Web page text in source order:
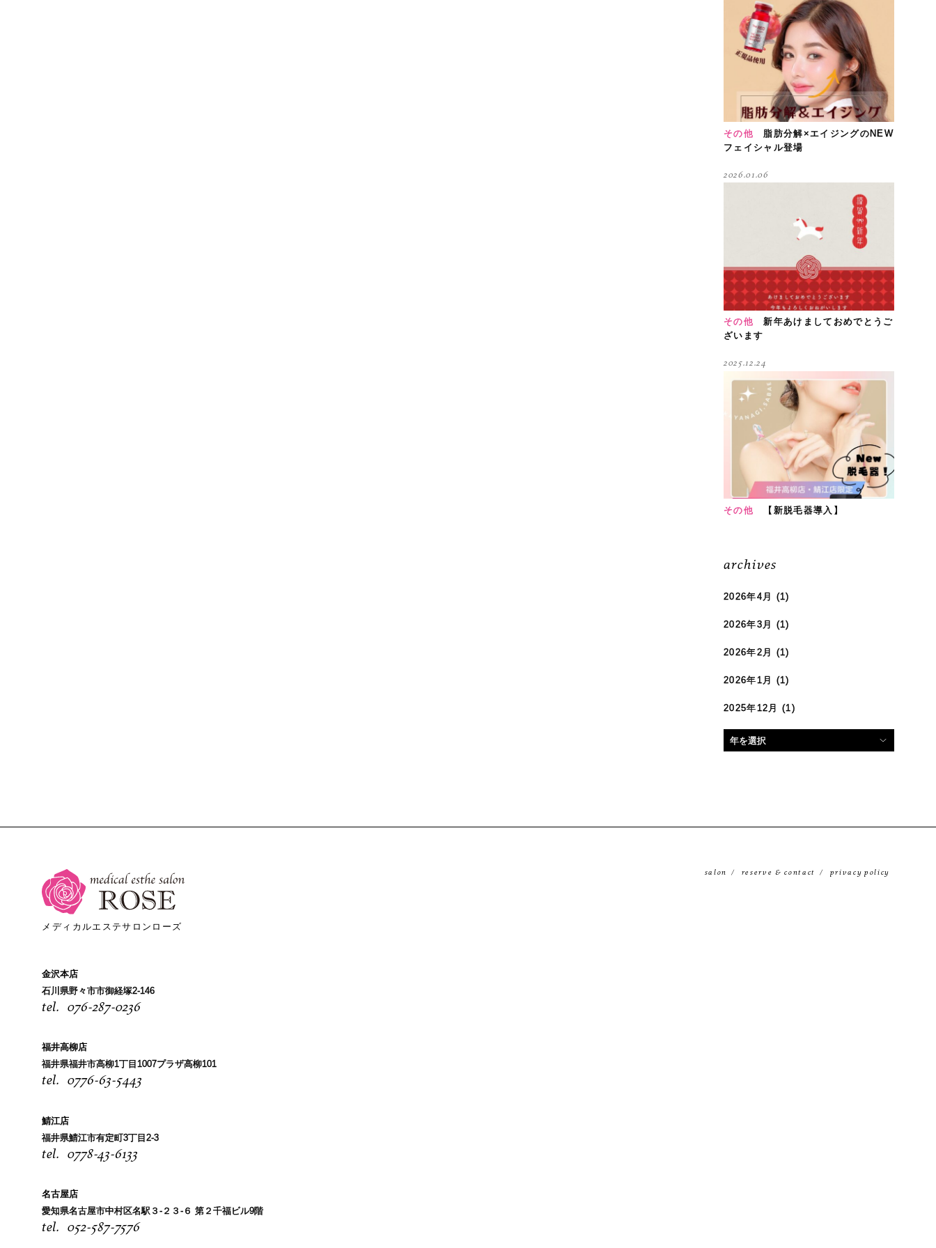
その他
脂肪分解×エイジングのNEW
フェイシャル登場
その他
新年あけましておめでとうご
ざいます
2026.01.06
その他 【新脱毛器導入】
2025.12.24
archives
2026年4月 (1)
2026年3月 (1)
2026年2月 (1)
2026年1月 (1)
2025年12月 (1)
メディカルエステサロンローズ
金沢本店
石川県野々市市御経塚2-146
076-287-0236
福井高柳店
福井県福井市高柳1丁目1007プラザ高柳101
0776-63-5443
鯖江店
福井県鯖江市有定町3丁目2-3
0778-43-6133
名古屋店
愛知県名古屋市中村区名駅３-２３-６ 第２千福ビル9階
052-587-7576
salon reserve & contact privacy policy